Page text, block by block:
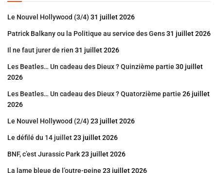
Le Nouvel Hollywood (3/4) 31 juillet 2026
Patrick Balkany ou la Politique au service des Gens31 juillet 2026
Il ne faut jurer de rien 31 juillet 2026
Les Beatles… Un cadeau des Dieux ? Quinzième partie 30 juillet
2026
Les Beatles… Un cadeau des Dieux ? Quatorzième partie 26 juillet
2026
Le Nouvel Hollywood (2/4) 23 juillet 2026
Le défilé du 14 juillet23 juillet 2026
BNF, c’est Jurassic Park23 juillet 2026
La lame bleue de l’outre-peine 23 juillet 2026